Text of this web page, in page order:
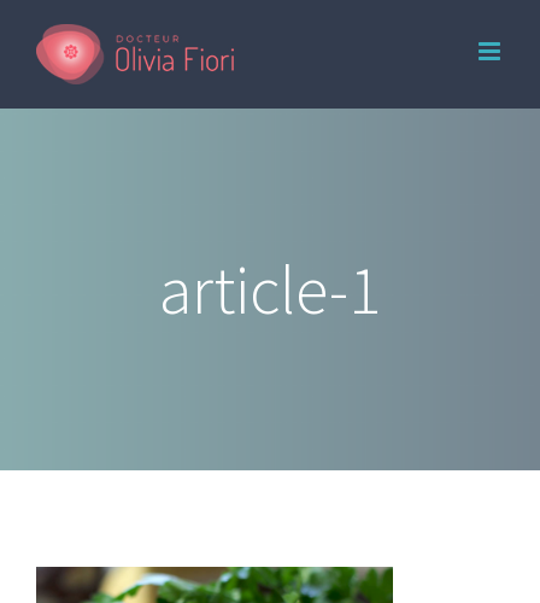
content
article-1